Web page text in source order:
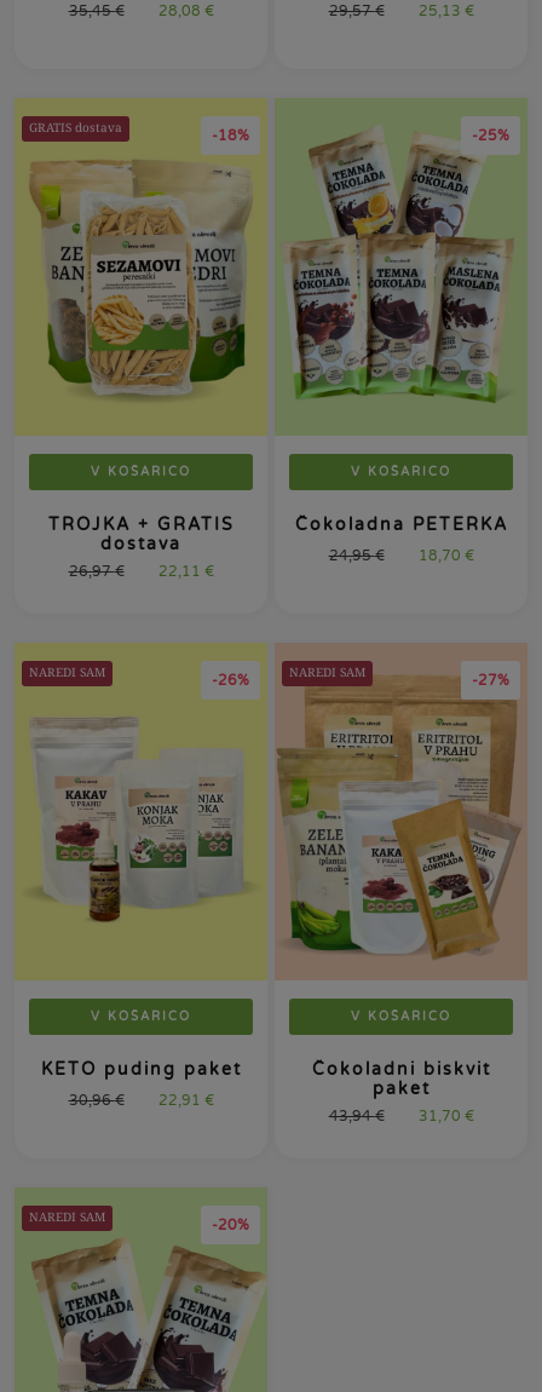
35,45€ 28,08 € 29,57€ 25,13 €
-18%
GRATIS dostava
V KOŠARICO
TROJKA + GRATIS
dostava
26,97€ 22,11 €
-25%
V KOŠARICO
Čokoladna PETERKA
24,95€ 18,70 €
-26%
NAREDI SAM
V KOŠARICO
KETO puding paket
30,96€ 22,91 €
-27%
NAREDI SAM
V KOŠARICO
Čokoladni biskvit
paket
43,94€ 31,70 €
-20%
NAREDI SAM